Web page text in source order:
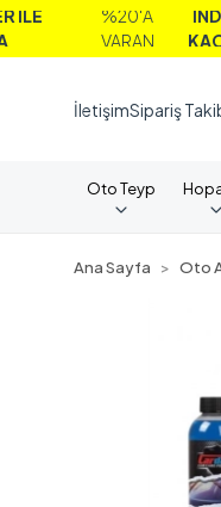
%20'A
İNDİRİMLERİ
KAÇIRMAYIN!
İletişimSipariş
Oto Teyp
Ana Sayfa Oto